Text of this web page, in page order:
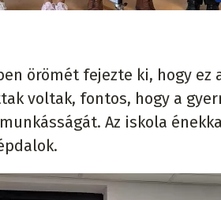
örömét fejezte ki, hogy ez
voltak, fontos, hogy a
Az iskola